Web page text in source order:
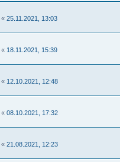
« 25.11.2021, 13:03
« 18.11.2021, 15:39
« 12.10.2021, 12:48
« 08.10.2021, 17:32
« 21.08.2021, 12:23